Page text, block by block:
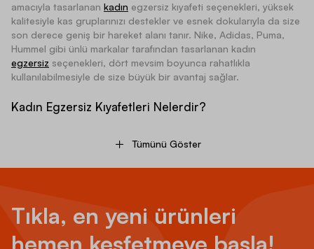
amacıyla tasarlanan kadın egzersiz kıyafeti seçenekleri, yüksek
kalitesiyle kas gruplarınızı destekler ve esnek dokularıyla da size
son derece geniş bir hareket alanı tanır. Nike, Adidas, Puma,
Hummel gibi ünlü markalar tarafından tasarlanan kadın
egzersiz seçenekleri, dört mevsim boyunca rahatlıkla
kullanılabilmesiyle de size büyük bir avantaj sağlar.
Kadın Egzersiz Kıyafetleri Nelerdir?
spor malzemelerive egzersiz kıyafetleri, her
hafif yapıları ve vücudunuzu etkili bir şekilde saran özel
tasarımlarıyla size benzersiz bir deneyim sunar. Size geniş bir
özgürlük alanı tanıyan ve kendinizi son derece rahat
Tümünü Göster
Tıkla, en yeni ürünleri